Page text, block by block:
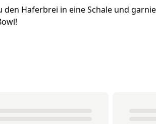
den Haferbrei in eine Schale und